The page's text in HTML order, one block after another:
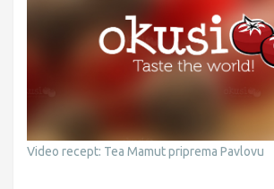
Video recept: Tea Mamut priprema Pavlovu